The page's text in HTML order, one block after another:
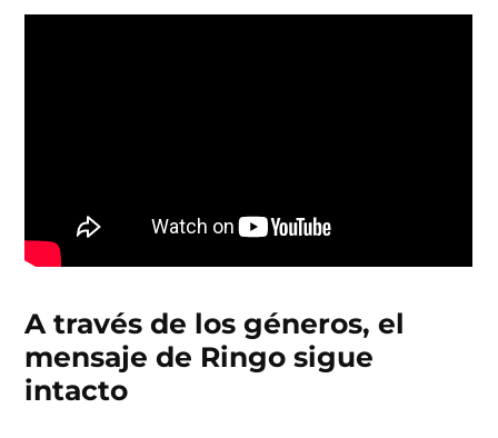
A través de los géneros, el
mensaje de Ringo sigue
intacto